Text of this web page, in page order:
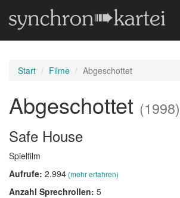
Start Filme Abgeschottet
Abgeschottet (1998)
Safe House
Spielfilm
Aufrufe: 2.994(mehr erfahren)
Anzahl Sprechrollen: 5